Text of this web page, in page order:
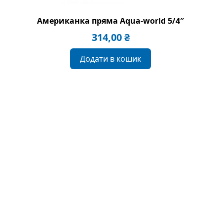
Американка пряма Aqua-world 5/4″
314,00₴
Додати в кошик